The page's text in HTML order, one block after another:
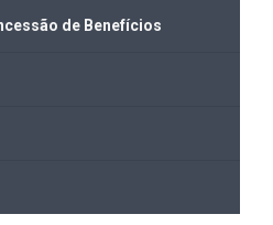
de Benefícios